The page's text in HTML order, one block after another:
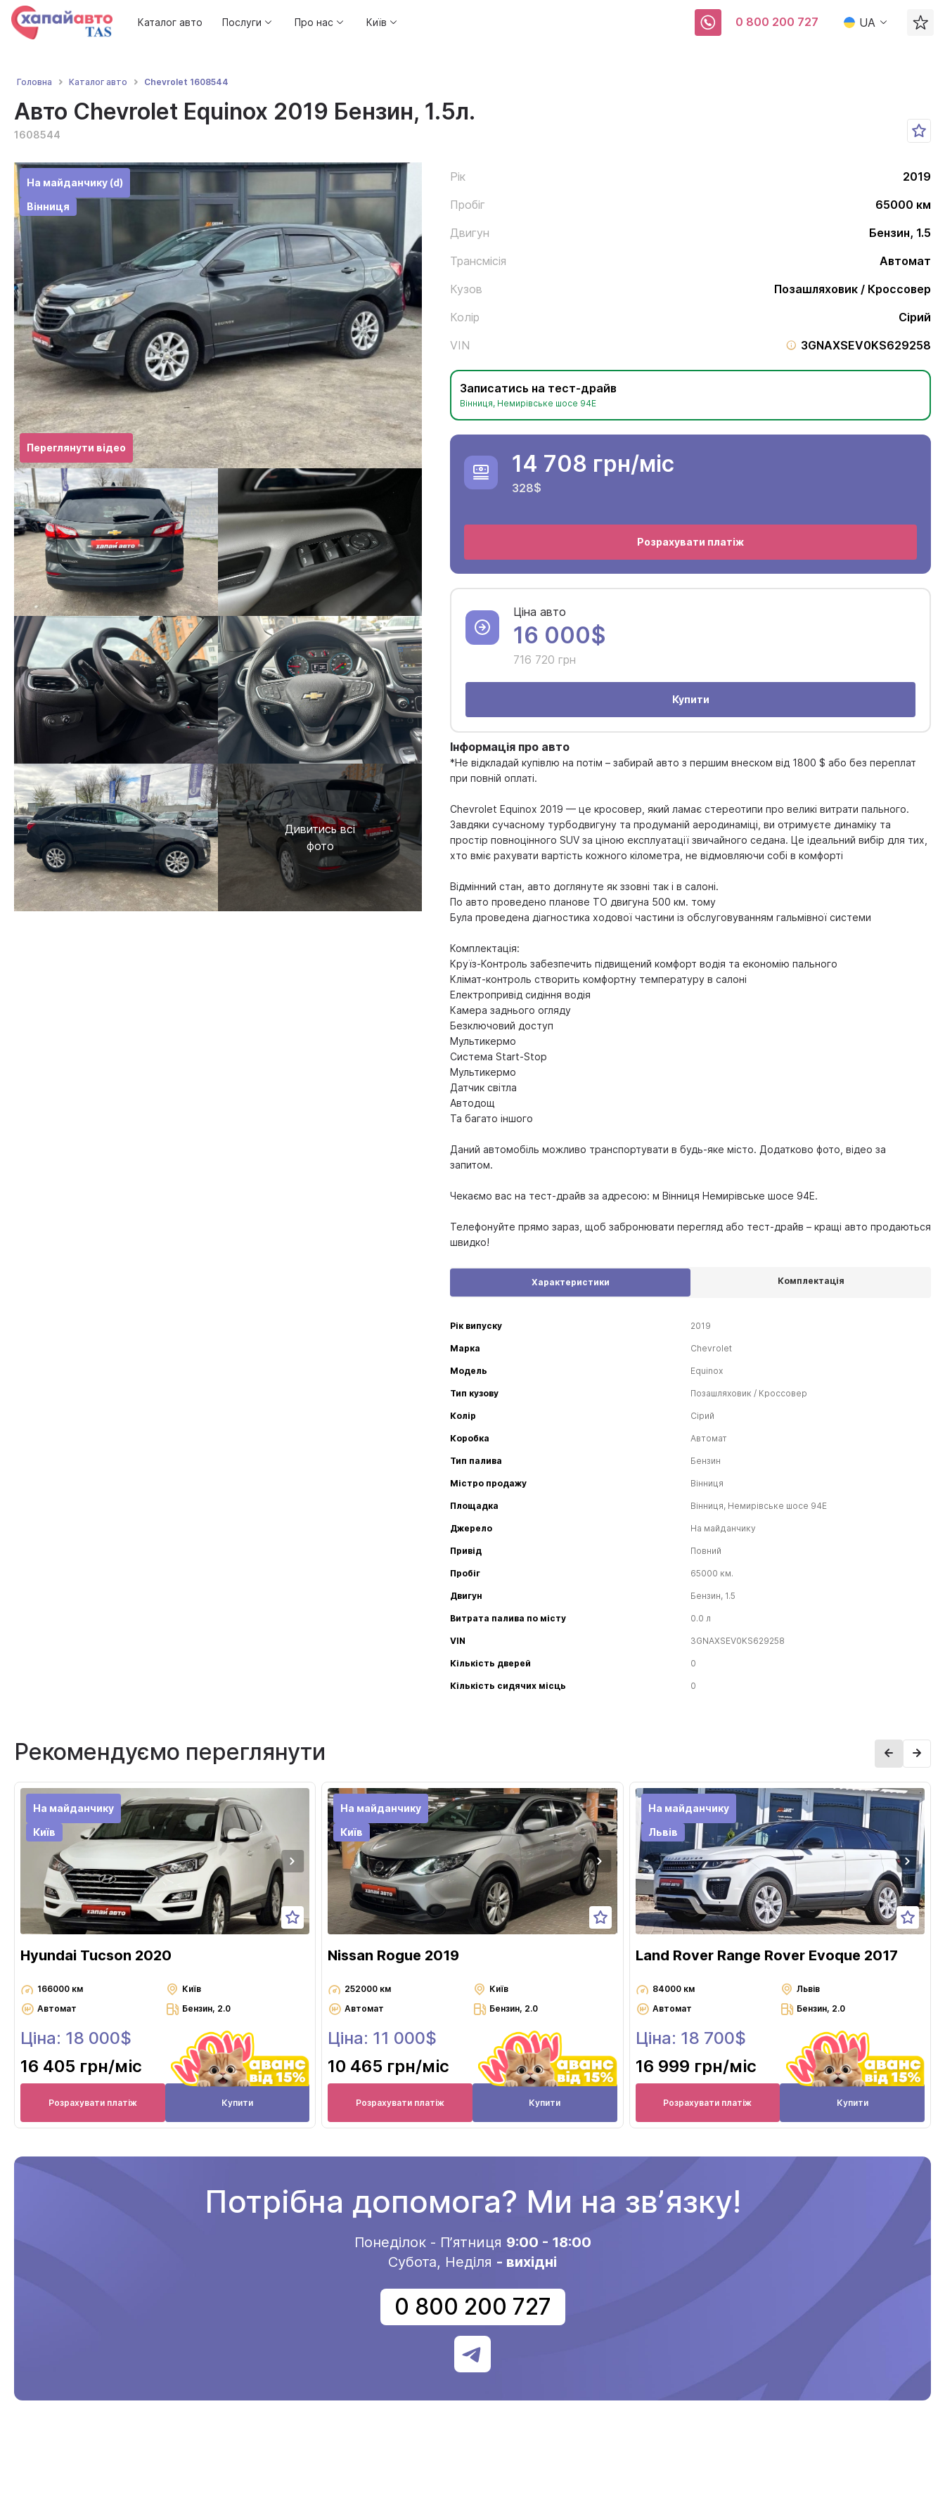
Каталог авто Послуги Про нас Київ 0 800 200 727 UA
Головна Каталог авто Chevrolet 1608544
Авто Chevrolet Equinox 2019 Бензин, 1.5л.
1608544
На майданчику (d)
Вінниця
Переглянути відео
Дивитись всі
фото
Рік
2019
Пробіг
65000 км
Двигун
Бензин, 1.5
Трансмісія
Автомат
Кузов
Позашляховик / Кроссовер
Колір
Сірий
VIN
3GNAXSEV0KS629258
Записатись на тест-драйв
Вінниця, Немирівське шосе 94Е
14 708 грн/міс
328$
Розрахувати платіж
Ціна авто
16 000$
716 720 грн
Купити
Інформація про авто
*Не відкладай купівлю на потім – забирай авто з першим внеском від 1800 $ або без переплат
при повній оплаті.
Chevrolet Equinox 2019 — це кросовер, який ламає стереотипи про великі витрати пального.
Завдяки сучасному турбодвигуну та продуманій аеродинаміці, ви отримуєте динаміку та
простір повноцінного SUV за ціною експлуатації звичайного седана. Це ідеальний вибір для тих,
хто вміє рахувати вартість кожного кілометра, не відмовляючи собі в комфорті
Відмінний стан, авто доглянуте як ззовні так і в салоні.
По авто проведено планове ТО двигуна 500 км. тому
Була проведена діагностика ходової частини із обслуговуванням гальмівної системи
Комплектація:
Круїз-Контроль забезпечить підвищений комфорт водія та економію пального
Клімат-контроль створить комфортну температуру в салоні
Електропривід сидіння водія
Камера заднього огляду
Безключовий доступ
Мультикермо
Система Start-Stop
Мультикермо
Датчик світла
Автодощ
Та багато іншого
Даний автомобіль можливо транспортувати в будь-яке місто. Додатково фото, відео за
запитом.
Чекаємо вас на тест-драйв за адресою: м Вінниця Немирівське шосе 94Е.
Телефонуйте прямо зараз, щоб забронювати перегляд або тест-драйв – кращі авто продаються
швидко!
Характеристики Комплектація
Рік випуску 2019
Марка Chevrolet
Модель Equinox
Тип кузову Позашляховик / Кроссовер
Колір Сірий
Коробка Автомат
Тип палива Бензин
Містро продажу Вінниця
Площадка Вінниця, Немирівське шосе 94Е
Джерело На майданчику
Привід Повний
Пробіг 65000 км.
Двигун Бензин, 1.5
Витрата палива по місту 0.0 л
VIN 3GNAXSEV0KS629258
Кількість дверей 0
Кількість сидячих місць 0
Рекомендуємо переглянути
На майданчику
Київ
Hyundai Tucson 2020
166000 км
Київ
Автомат
Бензин, 2.0
Ціна: 18 000$
16 405 грн/міс
Розрахувати платіж Купити
На майданчику
Київ
Nissan Rogue 2019
252000 км
Київ
Автомат
Бензин, 2.0
Ціна: 11 000$
10 465 грн/міс
Розрахувати платіж Купити
На майданчику
Львів
Land Rover Range Rover Evoque 2017
84000 км
Львів
Автомат
Бензин, 2.0
Ціна: 18 700$
16 999 грн/міс
Розрахувати платіж Купити
Потрібна допомога? Ми на звʼязку!
Понеділок - Пʼятниця 9:00 - 18:00
Субота, Неділя - вихідні
0 800 200 727